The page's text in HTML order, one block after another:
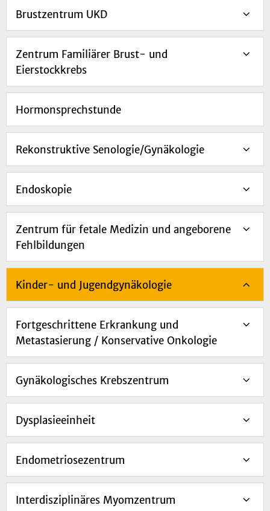
Brustzentrum UKD
Zentrum Familiärer Brust- und
Eierstockkrebs
Hormonsprechstunde
Rekonstruktive Senologie/Gynäkologie
Endoskopie
Zentrum für fetale Medizin und angeborene
Fehlbildungen
Kinder- und Jugendgynäkologie
Fortgeschrittene Erkrankung und
Metastasierung / Konservative Onkologie
Gynäkologisches Krebszentrum
Dysplasieeinheit
Endometriosezentrum
Interdisziplinäres Myomzentrum